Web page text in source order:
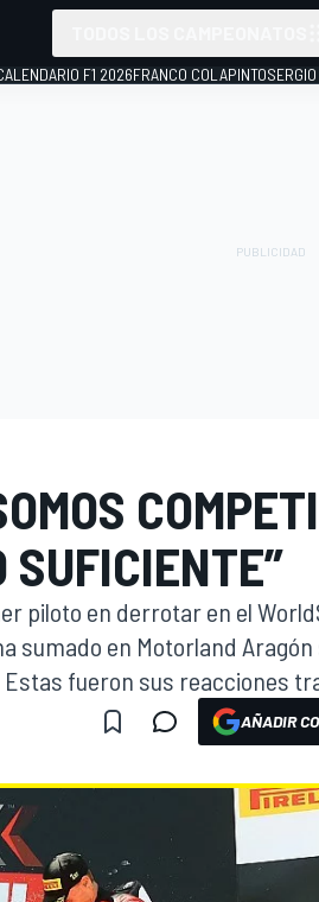
F1 2026FRANCO COLAPINTO
SUFICIENTE”
piloto en derrotar en el
sumado en Motorland
fueron sus reacciones
AÑADIR